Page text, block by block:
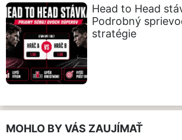
Head to Head
Podrobný
stratégie
MOHLO BY VÁS ZAUJÍMAŤ